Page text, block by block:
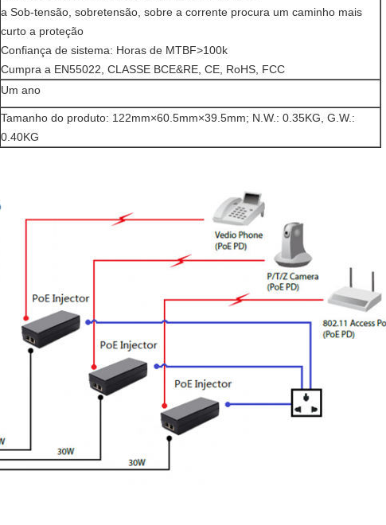
a Sob-tensão, sobretensão, sobre a corrente procura um caminho mais
curto a proteção
Confiança de sistema: Horas de MTBF>100k
Cumpra a EN55022, CLASSE BCE&RE, CE, RoHS, FCC
Um ano
Tamanho do produto: 122mm×60.5mm×39.5mm; N.W.: 0.35KG, G.W.:
0.40KG